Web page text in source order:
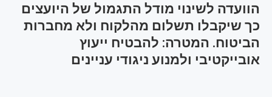
הוועדה לשינוי מודל התגמול של היועצים
כך שיקבלו תשלום מהלקוח ולא מחברות
הביטוח. המטרה: להבטיח ייעוץ
אובייקטיבי ולמנוע ניגודי עניינים